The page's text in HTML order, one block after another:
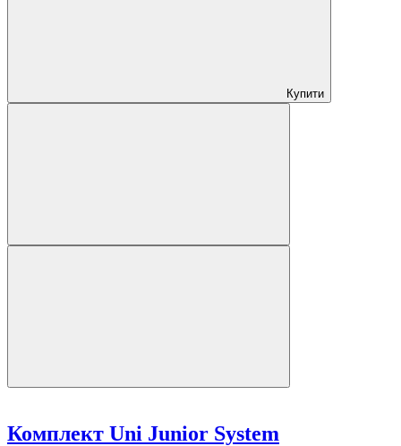
Купити
Комплект Uni Junior System